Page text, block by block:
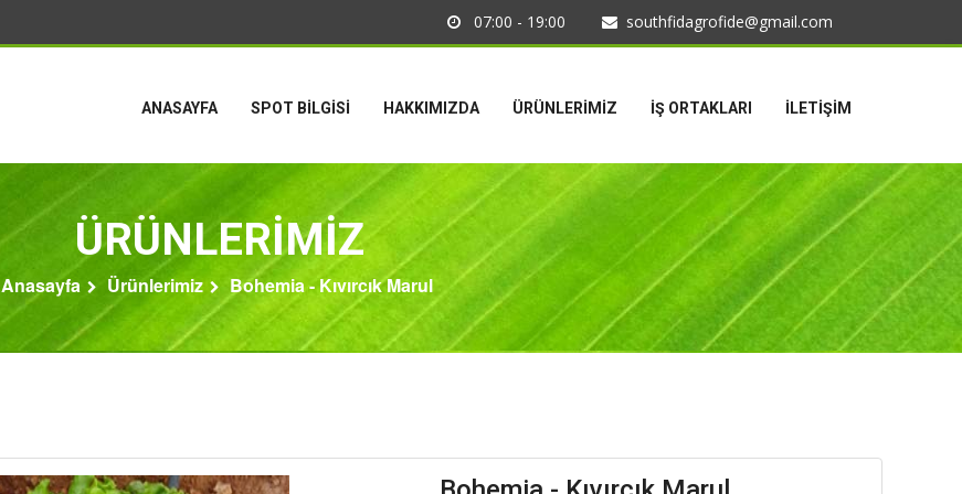
07:00 - 19:00 southfidagrofide@gmail.com
ANASAYFA SPOT BİLGİSİ HAKKIMIZDA ÜRÜNLERİMİZ İŞ ORTAKLARI İLETİŞİM
ÜRÜNLERİMİZ
Anasayfa Ürünlerimiz Bohemia - Kıvırcık Marul